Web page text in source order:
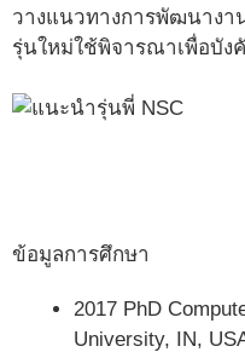
วางแนวทางการพัฒนางา
รุ่นใหม่ใช้พิจารณาเพื่อบัง
ข้อมูลการศึกษา
2017 PhD
University, IN,